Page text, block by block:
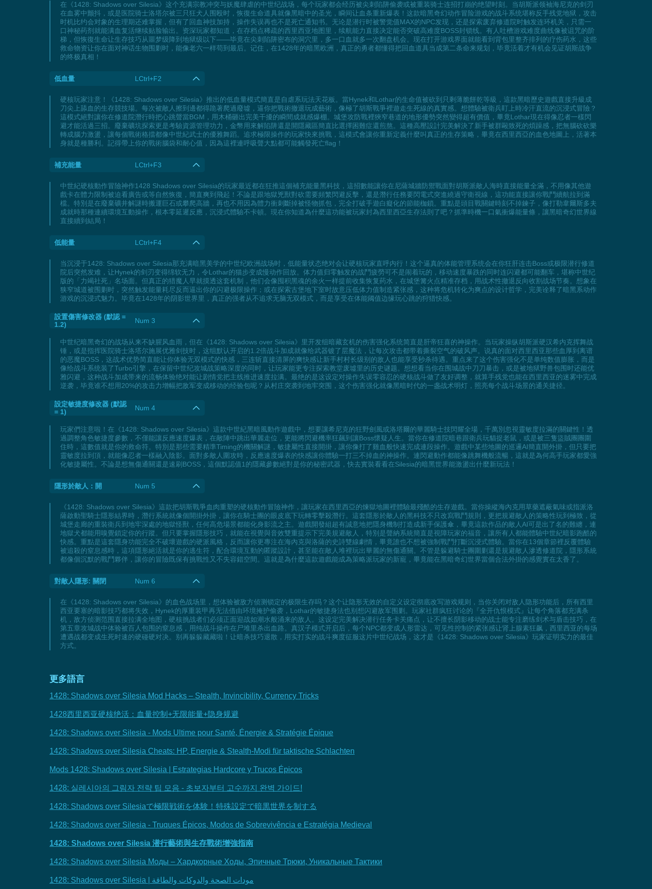
在《1428: Shadows over Silesia》这个充满宗教冲突与妖魔肆虐的中世纪战场，每个玩家都会经历被尖刺陷阱偷袭或被重装骑士连招打崩的绝望时刻。当胡斯派领袖海尼克的剑刃
在血雾中颤抖，或是医院骑士洛塔尔被三只狂犬人围殴时，恢復生命道具就像黑暗中的圣光，瞬间让血条重新爆表！这款暗黑奇幻动作冒险游戏的战斗系统堪称反手残党地狱，攻击
时机比约会对象的生理期还难掌握，但有了回血神技加持，操作失误再也不是死亡通知书。无论是潜行时被警觉值MAX的NPC发现，还是探索废弃修道院时触发连环机关，只需一
口神秘药剂就能满血复活继续贴脸输出。资深玩家都知道，在存档点稀疏的西里西亚地图里，续航能力直接决定能否突破高难度BOSS封锁线。有人吐槽游戏难度曲线像被诅咒的阶
梯，但恢復生命让生存技巧从噩梦级降到地狱级以下——毕竟在尖刺陷阱密布的洞穴里，多一口血就多一次翻盘机会。现在打开游戏界面就能看到背包里整齐排列的疗伤药水，这些
救命物资让你在面对神话生物围剿时，能像老六一样苟到最后。记住，在1428年的暗黑欧洲，真正的勇者都懂得把回血道具当成第二条命来规划，毕竟活着才有机会见证胡斯战争
的终极真相！
低血量 LCtrl+F2
硬核玩家注意！《1428: Shadows over Silesia》推出的低血量模式簡直是自虐系玩法天花板。當Hynek和Lothar的生命值被砍到只剩薄脆餅乾等級，這款黑暗歷史遊戲直接升級成
刀尖上舔血的生存競技場。每次被敵人擦到邊都得跪著爬過廢墟，逼你把戰術撤退玩成藝術，像極了胡斯戰爭裡遊走生死線的真實感。想體驗被衛兵盯上時冷汗直流的沉浸式冒險？
這模式絕對讓你在修道院潛行時把心跳聲當BGM，用木桶砸出完美干擾的瞬間成就感爆棚。城堡攻防戰裡狹窄巷道的地形優勢突然變得超有價值，畢竟Lothar現在得像忍者一樣閃
避才能活過三招。廢棄礦坑探索更是考驗資源管理功力，金幣用來解陷阱還是開隱藏區簡直比選擇困難症還煎熬。這種高壓設計完美解決了新手被群毆致死的煩躁感，把無腦砍砍樂
轉成腦力激盪，讓每個戰術格擋都像中世紀武士的優雅舞蹈。追求極限操作的玩家快來挑戰，這模式會讓你重新定義什麼叫真正的生存策略，畢竟在西里西亞的血色地圖上，活著本
身就是種勝利。記得帶上你的戰術腦袋和耐心值，因為這裡連呼吸聲大點都可能觸發死亡flag！
補充能量 LCtrl+F3
中世紀硬核動作冒險神作1428 Shadows over Silesia的玩家最近都在狂推這個補充能量黑科技，這招數能讓你在尼薩城牆防禦戰面對胡斯派敵人海時直接能量全滿，不用像其他遊
戲卡在體力限制被迫看廣告或等自然恢復，簡直爽到飛起！不論是跟地獄兇獸對砍需要頻繁閃避反擊，還是潛行任務要閃電式突進繞過守衛視線，這功能直接讓你戰鬥續航拉到滿
檔。特別是在廢棄礦井解謎時搬運巨石或攀爬高牆，再也不用因為體力衝刺斷掉被怪物抓包，完全打破手遊白癡化的節能枷鎖。重點是頭目戰關鍵時刻不掉鍊子，像打勒韋爾斯多夫
成就時那種連續環境互動操作，根本零延遲反應，沉浸式體驗不卡頓。現在你知道為什麼這功能被玩家封為西里西亞生存法則了吧？抓準時機一口氣衝爆能量條，讓黑暗奇幻世界線
直接續到結局！
低能量 LCtrl+F4
当沉浸于1428: Shadows over Silesia那充满暗黑美学的中世纪欧洲战场时，低能量状态绝对会让硬核玩家直呼内行！这个逼真的体能管理系统会在你狂肝连击Boss或极限潜行修道
院后突然发难，让Hynek的剑刃变得绵软无力，令Lothar的猫步变成慢动作回放。体力值归零触发的战鬥疲勞可不是闹着玩的，移动速度暴跌的同时连闪避都可能翻车，堪称中世纪
版的「力竭社死」名场面。但真正的猎魔人早就摸透这套机制，他们会像囤积黑魂的余火一样提前收集恢复药水，在城堡篝火点精准存档，用战术性撤退反向收割战场节奏。想象在
狭窄城道被围剿时，突然触发能量耗尽反而逼出你的闪避极限操作；或在探索古堡地下室时故意压低体力值制造紧张感，这种将危机转化为爽点的设计哲学，完美诠释了暗黑系动作
游戏的沉浸式魅力。毕竟在1428年的阴影世界里，真正的强者从不追求无脑无双模式，而是享受在体能阈值边缘玩心跳的狩猎快感。
設置傷害修改器 (默認 =
1.2)
Num 3
中世纪暗黑奇幻的战场从来不缺腥风血雨，但在《1428: Shadows over Silesia》里开发组暗藏玄机的伤害强化系统简直是肝帝狂喜的神操作。当玩家操纵胡斯派硬汉希内克挥舞战
锤，或是指挥医院骑士洛塔尔施展优雅剑技时，这组默认开启的1.2倍战斗加成就像给武器镀了层魔法，让每次攻击都带着撕裂空气的破风声。说真的面对西里西亚那些血厚到离谱
的恶魔BOSS，这战术优势简直能让你体验无双模式的快感，三连斩直接清屏的爽快感让新手村村长级别的敌人也能享受秒杀待遇。重点来了这个伤害强化不是单纯数值膨胀，而是
像给战斗系统装了Turbo引擎，在保留中世纪攻城战策略深度的同时，让玩家能更专注探索教堂废墟里的历史谜题。想想看当你在围城战中刀刀暴击，或是被地狱野兽包围时还能优
雅闪避，这种战斗加成带来的流畅体验绝对能让剧情党把主线推进速度拉满。最绝的是这设定对操作失误零容忍的硬核战斗做了友好调整，就算手残党也能在西里西亚的迷雾中完成
逆袭，毕竟谁不想用20%的攻击力增幅把敌军变成移动的经验包呢？从村庄突袭到地牢突围，这个伤害强化就像黑暗时代的一盏战术明灯，照亮每个战斗场景的通关捷径。
設定敏捷度修改器 (默認
= 1)
Num 4
玩家們注意啦！在《1428: Shadows over Silesia》這款中世紀黑暗風動作遊戲中，想要讓希尼克的狂野劍風或洛塔爾的華麗騎士技閃耀全場，千萬別忽視靈敏度拉滿的關鍵性！透
過調整角色敏捷度參數，不僅能讓反應速度爆表，在敵陣中跳出華麗走位，更能將閃避機率狂飆到讓Boss懷疑人生。當你在修道院暗巷跟衛兵玩貓捉老鼠，或是被三隻盜賊團團圍
住時，這數值就是你的救命符。特別是那些需要精準Timing的機關解謎，敏捷屬性直接開掛，讓你像打了雞血般快速完成連段操作。遊戲中某些地圖的巡邏AI簡直開外掛，但只要把
靈敏度拉到頂，就能像忍者一樣融入陰影。面對多敵人圍攻時，反應速度爆表的快感讓你體驗一打三不掉血的神操作。連閃避動作都能像跳舞機般流暢，這就是為何高手玩家都愛強
化敏捷屬性。不論是想無傷通關還是速刷BOSS，這個默認值1的隱藏參數絕對是你的秘密武器，快去實裝看看在Silesia的暗黑世界能激盪出什麼新玩法！
隱形於敵人：開 Num 5
《1428: Shadows over Silesia》這款把胡斯戰爭血肉重塑的硬核動作冒險神作，讓玩家在西里西亞的煉獄地圖裡體驗最殘酷的生存遊戲。當你操縱海內克用草藥遮蔽氣味或指派洛
薩啟動聖騎士隱形結界時，潛行系統就像個開掛外掛，讓你在騎士團的眼皮底下玩轉零擊殺潛行。這套隱形於敵人的黑科技不只改寫戰鬥規則，更把規避敵人的策略性玩到極致，從
城堡走廊的重裝衛兵到地牢深處的地獄怪獸，任何高危場景都能化身影流之主。遊戲開發組超有誠意地把隱身機制打造成新手保護傘，畢竟這款作品的敵人AI可是出了名的難纏，連
地獄犬都能用嗅覺鎖定你的行蹤。但只要掌握隱形技巧，就能在視覺與音效雙重提示下完美規避敵人，特別是聲納系統簡直是視障玩家的福音，讓所有人都能體驗中世紀暗影跑酷的
快感。重點是這套隱身功能完全不破壞遊戲的硬派風格，反而讓你更專注在海內克與洛薩的史詩雙線劇情，畢竟誰也不想被強制戰鬥打斷沉浸式體驗。當你在13個章節裡反覆體驗
被追殺的窒息感時，這項隱形絕活就是你的逃生符，配合環境互動的匿蹤設計，甚至能在敵人堆裡玩出華麗的無傷通關。不管是躲避騎士團圍剿還是規避敵人滲透修道院，隱形系統
都像個沉默的戰鬥夥伴，讓你的冒險既保有挑戰性又不失容錯空間。這就是為什麼這款遊戲能成為策略派玩家的新寵，畢竟能在黑暗奇幻世界當個合法外掛的感覺實在太香了。
對敵人隱形: 關閉 Num 6
在《1428: Shadows over Silesia》的血色战场里，想体验被敌方侦测锁定的极限生存吗？这个让隐形无效的自定义设定彻底改写游戏规则，当你关闭对敌人隐形功能后，所有西里
西亚要塞的暗影技巧都将失效，Hynek的厚重装甲再无法借由环境掩护偷袭，Lothar的敏捷身法也别想闪避敌军围剿。玩家社群疯狂讨论的『全开仇恨模式』让每个角落都充满杀
机，敌方侦测范围直接拉满全地图，硬核挑战者们必须正面迎战如潮水般涌来的敌人。这设定完美解决潜行任务卡关痛点，让不擅长阴影移动的战士能专注磨练剑术与盾击技巧，在
第五章攻城战中体验被百人包围的窒息感，用纯战斗操作在尸堆里杀出血路。真汉子模式开启后，每个NPC都变成人形雷达，可见性控制的紧张感让肾上腺素狂飙，西里西亚的每场
遭遇战都变成生死时速的硬碰硬对决。别再躲躲藏藏啦！让暗杀技巧退散，用实打实的战斗爽度征服这片中世纪战场，这才是《1428: Shadows over Silesia》玩家证明实力的最佳
方式。
更多語言
1428: Shadows over Silesia Mod Hacks – Stealth, Invincibility, Currency Tricks
1428西里西亚硬核绝活：血量控制+无限能量+隐身规避
1428: Shadows over Silesia - Mods Ultime pour Santé, Énergie & Stratégie Épique
1428: Shadows over Silesia Cheats: HP, Energie & Stealth-Modi für taktische Schlachten
Mods 1428: Shadows over Silesia | Estrategias Hardcore y Trucos Épicos
1428: 실레시아의 그림자 전략 팁 모음 - 초보자부터 고수까지 완벽 가이드!
1428: Shadows over Silesiaで極限戦術を体験！特殊設定で暗黒世界を制する
1428: Shadows over Silesia - Truques Épicos, Modos de Sobrevivência e Estratégia Medieval
1428: Shadows over Silesia 潜行藝術與生存戰術增強指南
1428: Shadows over Silesia Моды – Хардкорные Ходы, Эпичные Трюки, Уникальные Тактики
1428: Shadows over Silesia | مودات الصحة والدوكات والطاقة